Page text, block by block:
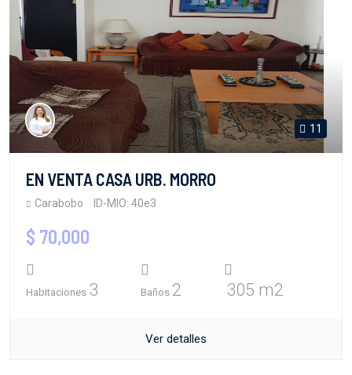
11
EN VENTA CASA URB. MORRO
Carabobo ID-MIO: 40e3
$ 70,000
Habitaciones 3 Baños 2 305 m2
Ver detalles